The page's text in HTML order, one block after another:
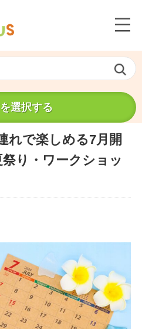
選択する
れで楽しめる7月開
り・ワークショッ